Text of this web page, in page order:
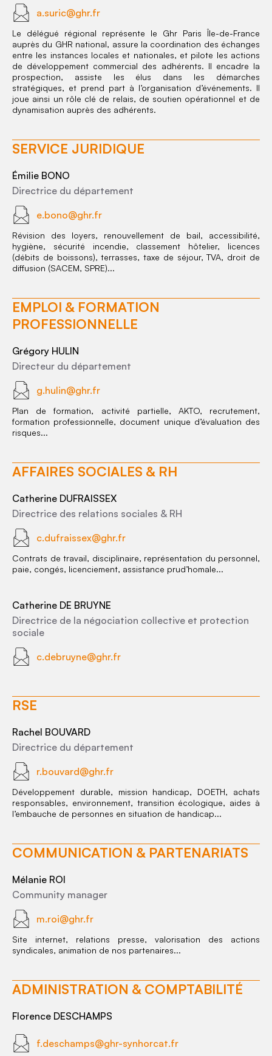
a.suric@ghr.fr
Le délégué régional représente le Ghr Paris Île-de-France
auprès du GHR national, assure la coordination des échanges
entre les instances locales et nationales, et pilote les actions
de développement commercial des adhérents. Il encadre la
prospection, assiste les élus dans les démarches
stratégiques, et prend part à l’organisation d’événements. Il
joue ainsi un rôle clé de relais, de soutien opérationnel et de
dynamisation auprès des adhérents.
SERVICE JURIDIQUE
Émilie BONO
Directrice du département
e.bono@ghr.fr
Révision des loyers, renouvellement de bail, accessibilité,
hygiène, sécurité incendie, classement hôtelier, licences
(débits de boissons), terrasses, taxe de séjour, TVA, droit de
diffusion (SACEM, SPRE)...
EMPLOI & FORMATION
PROFESSIONNELLE
Grégory HULIN
Directeur du département
g.hulin@ghr.fr
Plan de formation, activité partielle, AKTO, recrutement,
formation professionnelle, document unique d’évaluation des
risques...
AFFAIRES SOCIALES & RH
Catherine DUFRAISSEX
Directrice des relations sociales & RH
c.dufraissex@ghr.fr
Contrats de travail, disciplinaire, représentation du personnel,
paie, congés, licenciement, assistance prud’homale...
Catherine DE BRUYNE
Directrice de la négociation collective et protection
sociale
c.debruyne@ghr.fr
RSE
Rachel BOUVARD
Directrice du département
r.bouvard@ghr.fr
Développement durable, mission handicap, DOETH, achats
responsables, environnement, transition écologique, aides à
l’embauche de personnes en situation de handicap...
COMMUNICATION & PARTENARIATS
Mélanie ROI
Community manager
m.roi@ghr.fr
Site internet, relations presse, valorisation des actions
syndicales, animation de nos partenaires...
ADMINISTRATION & COMPTABILITÉ
Florence DESCHAMPS
f.deschamps@ghr-synhorcat.fr